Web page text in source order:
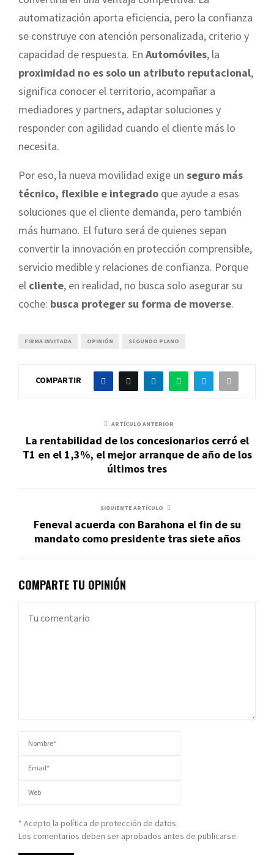
automatización aporta eficiencia, pero la confianza
se construye con atención personalizada, criterio y
capacidad de respuesta. En Automóviles, la
proximidad no es solo un atributo reputacional,
significa conocer el territorio, acompañar a
mediadores y partners, adaptar soluciones y
responder con agilidad cuando el cliente más lo
necesita.
Por eso, la nueva movilidad exige un seguro más
técnico, flexible e integrado que ayude a esas
soluciones que el cliente demanda, pero también
más humano. El futuro será de quienes sepan
convertir la innovación en protección comprensible,
servicio medible y relaciones de confianza. Porque
el cliente, en realidad, no busca solo asegurar su
coche: busca proteger su forma de moverse.
FIRMA INVITADA OPINIÓN SEGUNDO PLANO
COMPARTIR
ARTÍCULO ANTERIOR
La rentabilidad de los concesionarios cerró el
T1 en el 1,3%, el mejor arranque de año de los
últimos tres
SIGUIENTE ARTÍCULO
Feneval acuerda con Barahona el fin de su
mandato como presidente tras siete años
COMPARTE TU OPINIÓN
* Acepto la política de protección de datos.
Los comentarios deben ser aprobados antes de publicarse.